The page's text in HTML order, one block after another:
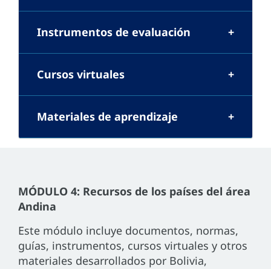
Instrumentos de evaluación
Cursos virtuales
Materiales de aprendizaje
MÓDULO 4: Recursos de los países del área
Andina
Este módulo incluye documentos, normas,
guías, instrumentos, cursos virtuales y otros
materiales desarrollados por Bolivia,